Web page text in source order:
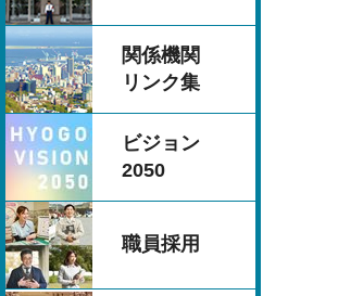
関係機関
リンク集
ビジョン
2050
職員採用